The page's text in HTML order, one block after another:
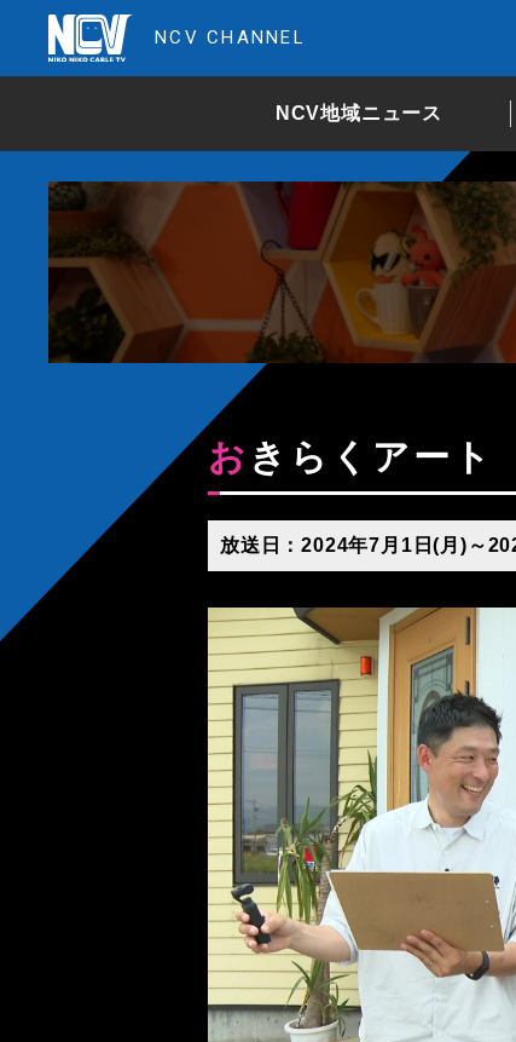
NCV CHANNEL
NCV地域ニュース
おきらくアート
放送日：2024年7月1日(月)～